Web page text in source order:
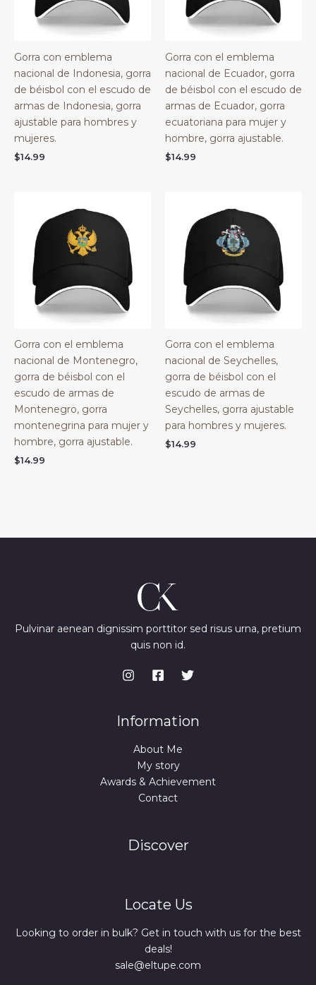
Gorra con emblema
nacional de Indonesia, gorra
de béisbol con el escudo de
armas de Indonesia, gorra
ajustable para hombres y
mujeres.
$14.99
Gorra con el emblema
nacional de Ecuador, gorra
de béisbol con el escudo de
armas de Ecuador, gorra
ecuatoriana para mujer y
hombre, gorra ajustable.
$14.99
Gorra con el emblema
nacional de Montenegro,
gorra de béisbol con el
escudo de armas de
Montenegro, gorra
montenegrina para mujer y
hombre, gorra ajustable.
$14.99
Gorra con el emblema
nacional de Seychelles,
gorra de béisbol con el
escudo de armas de
Seychelles, gorra ajustable
para hombres y mujeres.
$14.99
Pulvinar aenean dignissim porttitor sed risus urna, pretium
quis non id.
Information
About Me
My story
Awards & Achievement
Contact
Discover
Locate Us
Looking to order in bulk? Get in touch with us for the best
deals!
sale@eltupe.com